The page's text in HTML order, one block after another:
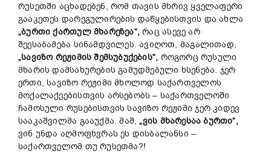
რუსეთში აცხადებენ, რომ თავის მხრივ ყველაფერი
გააკეთეს დარეგულირების დაწყებისთვის და ახლა
„ბურთი ქართულ მხარეზეა“, რაც ასევე არ
შეესაბამება სინამდვილეს. ავიღოთ, მაგალითად,
„სავიზო რეჟიმის შემსუბუქების“, როგორც რუსული
მხარის დამსახურების გამუდმებული ხსენება. ჯერ
ერთი, სავიზო რეჟიმი მხოლოდ საქართველოს
მოქალაქეებისთვის არსებობს – საქართველოში
ჩამოსული რუსებისთვის სავიზო რეჟიმი ჯერ კიდევ
სააკაშვილმა გააუქმა. მაშ,„ვის მხარესაა ბურთი“,
ვინ უნდა აღმოფხვრას ეს დისბალანსი –
საქართველომ თუ რუსეთმა?!